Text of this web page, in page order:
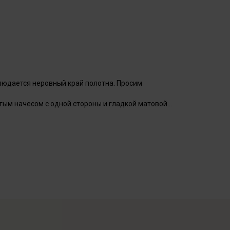
неровный край полотна. Просим
начесом с одной стороны и гладкой матовой